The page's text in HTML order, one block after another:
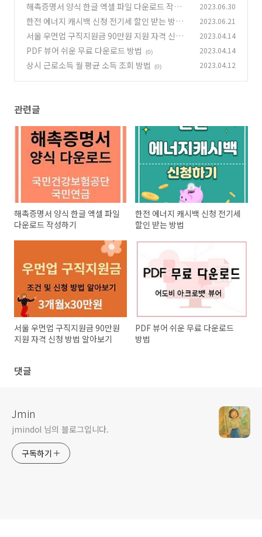
해촉증명서 양식 한글 엑셀 파일 다운로드 작성하
기
(0)
2023.06.30
한전 에너지 캐시백 신청 전기세 할인 받는 방법
(0)
2023.06.21
서울 우먼업 구직지원금 90만원 지원 자격 신청
방법 알아보기
(0)
2023.04.14
PDF 뷰어 쉬운 무료 다운로드 방법 (0) 2023.04.14
상시 근로소득 월 평균 소득 조회 방법 (0) 2023.04.12
관련글
해촉증명서 양식 한글 엑셀 파일
다운로드 작성하기
한전 에너지 캐시백 신청 전기세
할인 받는 방법
서울 우먼업 구직지원금 90만원
지원 자격 신청 방법 알아보기
PDF 뷰어 쉬운 무료 다운로드
방법
댓글
Jmin
jmindol 님의 블로그입니다.
구독하기